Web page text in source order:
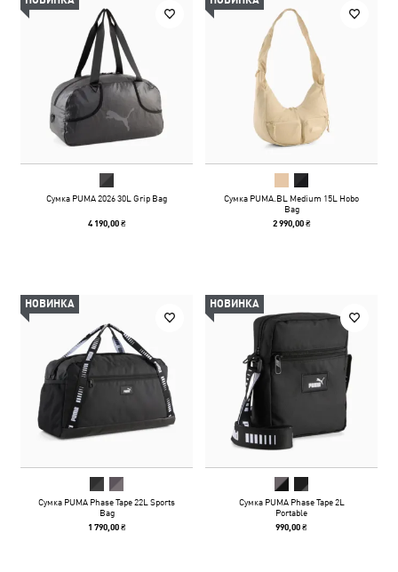
Сумка PUMA 2026 30L Grip Bag
4 190,00 ₴
Сумка PUMA.BL Medium 15L Hobo
Bag
2 990,00 ₴
НОВИНКА
Сумка PUMA Phase Tape 22L Sports
Bag
1 790,00 ₴
НОВИНКА
Сумка PUMA Phase Tape 2L
Portable
990,00 ₴